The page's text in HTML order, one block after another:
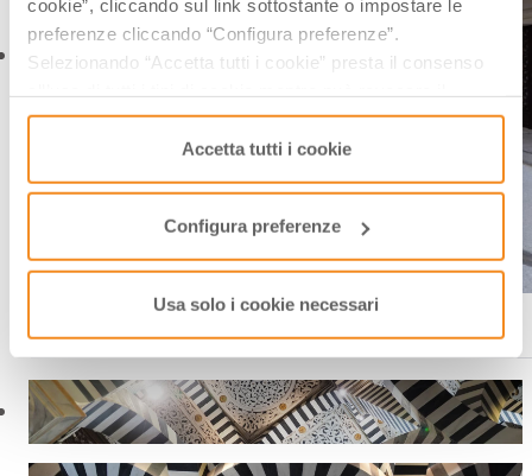
cookie”, cliccando sul link sottostante o impostare le
preferenze cliccando “Configura preferenze”.
Selezionando “Accetta tutti i cookie” presta il consenso
consenso cliccando su “Usa solo i cookie necessari” e
saranno attivati i soli cookie tecnici necessari al corretto
funzionamento del sito.
Accetta tutti i cookie
Configura preferenze
Usa solo i cookie necessari
Rocchetta Mattei, corte interna Ph. pio3 via shutterstock solo uso
editoriale